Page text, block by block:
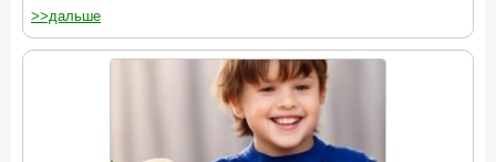
>>дальше